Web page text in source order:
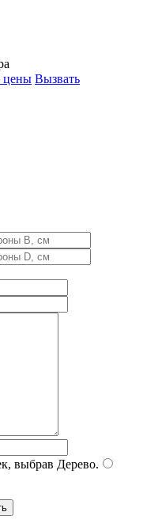
цены Вызвать
выбрав Дерево.